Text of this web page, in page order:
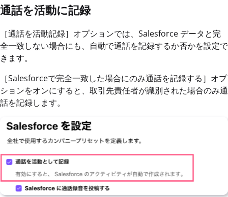
通話を活動に記録
［通話を活動記録］オプションでは、Salesforce データと完
全一致しない場合にも、自動で通話を記録するか否かを設定で
きます。
［Salesforceで完全一致した場合にのみ通話を記録する］オプ
ションをオンにすると、取引先責任者が識別された場合のみ通
話を記録します。